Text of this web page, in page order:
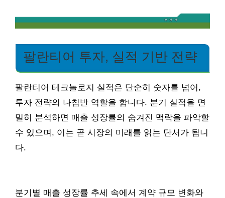
팔란티어 투자, 실적 기반 전략
팔란티어 테크놀로지 실적은 단순히 숫자를 넘어,
투자 전략의 나침반 역할을 합니다. 분기 실적을 면
밀히 분석하면 매출 성장률의 숨겨진 맥락을 파악할
수 있으며, 이는 곧 시장의 미래를 읽는 단서가 됩니
다.
분기별 매출 성장률 추세 속에서 계약 규모 변화와